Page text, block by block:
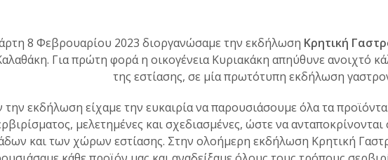
8 Φεβρουαρίου 2023 διοργανώσαμε την εκδήλωση Κρητική
Για πρώτη φορά η οικογένεια Κυριακάκη απηύθυνε ανοιχτό
της εστίασης, σε μία πρωτότυπη εκδήλωση
την εκδήλωση είχαμε την ευκαιρία να παρουσιάσουμε όλα τα
μελετημένες και σχεδιασμένες, ώστε να
και των χώρων εστίασης. Στην ολοήμερη εκδήλωση Κρητική